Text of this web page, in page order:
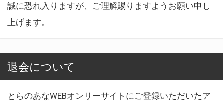
誠に恐れ入りますが、ご理解賜りますようお願い申し
上げます。
退会について
とらのあなWEBオンリーサイトにご登録いただいたア